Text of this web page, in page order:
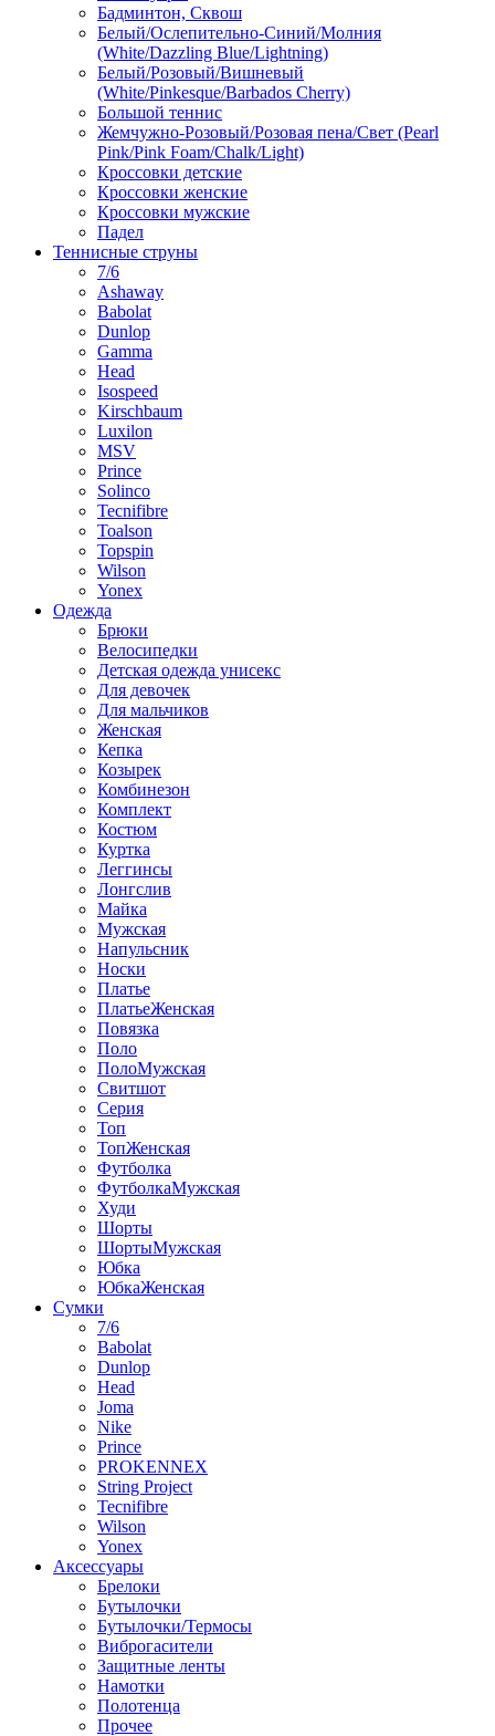
Бадминтон, Сквош
Белый/Ослепительно-Синий/Молния
(White/Dazzling Blue/Lightning)
Белый/Розовый/Вишневый
(White/Pinkesque/Barbados Cherry)
Большой теннис
Жемчужно-Розовый/Розовая пена/Свет (Pearl
Pink/Pink Foam/Chalk/Light)
Кроссовки детские
Кроссовки женские
Кроссовки мужские
Падел
Теннисные струны
7/6
Ashaway
Babolat
Dunlop
Gamma
Head
Isospeed
Kirschbaum
Luxilon
MSV
Prince
Solinco
Tecnifibre
Toalson
Topspin
Wilson
Yonex
Одежда
Брюки
Велосипедки
Детская одежда унисекс
Для девочек
Для мальчиков
Женская
Кепка
Козырек
Комбинезон
Комплект
Костюм
Куртка
Леггинсы
Лонгслив
Майка
Мужская
Напульсник
Носки
Платье
ПлатьеЖенская
Повязка
Поло
ПолоМужская
Свитшот
Серия
Топ
ТопЖенская
Футболка
ФутболкаМужская
Худи
Шорты
ШортыМужская
Юбка
ЮбкаЖенская
Сумки
7/6
Babolat
Dunlop
Head
Joma
Nike
Prince
PROKENNEX
String Project
Tecnifibre
Wilson
Yonex
Аксессуары
Брелоки
Бутылочки
Бутылочки/Термосы
Виброгасители
Защитные ленты
Намотки
Полотенца
Прочее